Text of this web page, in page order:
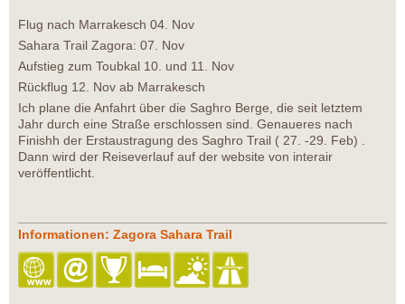
Flug nach Marrakesch 04. Nov
Sahara Trail Zagora: 07. Nov
Aufstieg zum Toubkal 10. und 11. Nov
Rückflug 12. Nov ab Marrakesch
Ich plane die Anfahrt über die Saghro Berge, die seit letztem
Jahr durch eine Straße erschlossen sind. Genaueres nach
Finishh der Erstaustragung des Saghro Trail ( 27. -29. Feb) .
Dann wird der Reiseverlauf auf der website von interair
veröffentlicht.
Informationen: Zagora Sahara Trail